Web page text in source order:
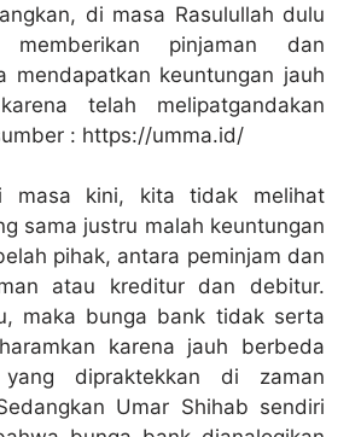
di masa Rasulullah dulu
pinjaman dan
mendapatkan keuntungan jauh
telah melipatgandakan
: https://umma.id/
masa kini, kita tidak melihat
sama justru malah keuntungan
pihak, antara peminjam dan
atau kreditur dan debitur.
maka bunga bank tidak serta
karena jauh berbeda
dipraktekkan di zaman
Umar Shihab sendiri